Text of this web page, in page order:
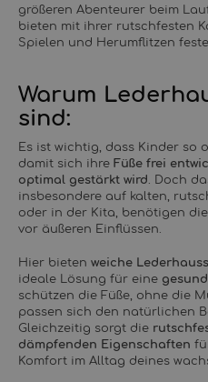
größeren Abenteurer beim
bieten mit ihrer rutschfesten
Spielen und Herumflitzen
Warum
sind:
Es ist wichtig, dass Kinder so
damit sich ihre Füße frei
optimal gestärkt wird. Doch
insbesondere auf kalten,
oder in der Kita, benötigen
vor äußeren Einflüssen.
Hier bieten weiche
ideale Lösung für eine
schützen die Füße, ohne die
passen sich den natürlichen
Gleichzeitig sorgt die
dämpfenden Eigenschaften
Komfort im Alltag deines